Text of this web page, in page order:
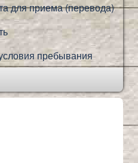
для приема (перевода)
пребывания